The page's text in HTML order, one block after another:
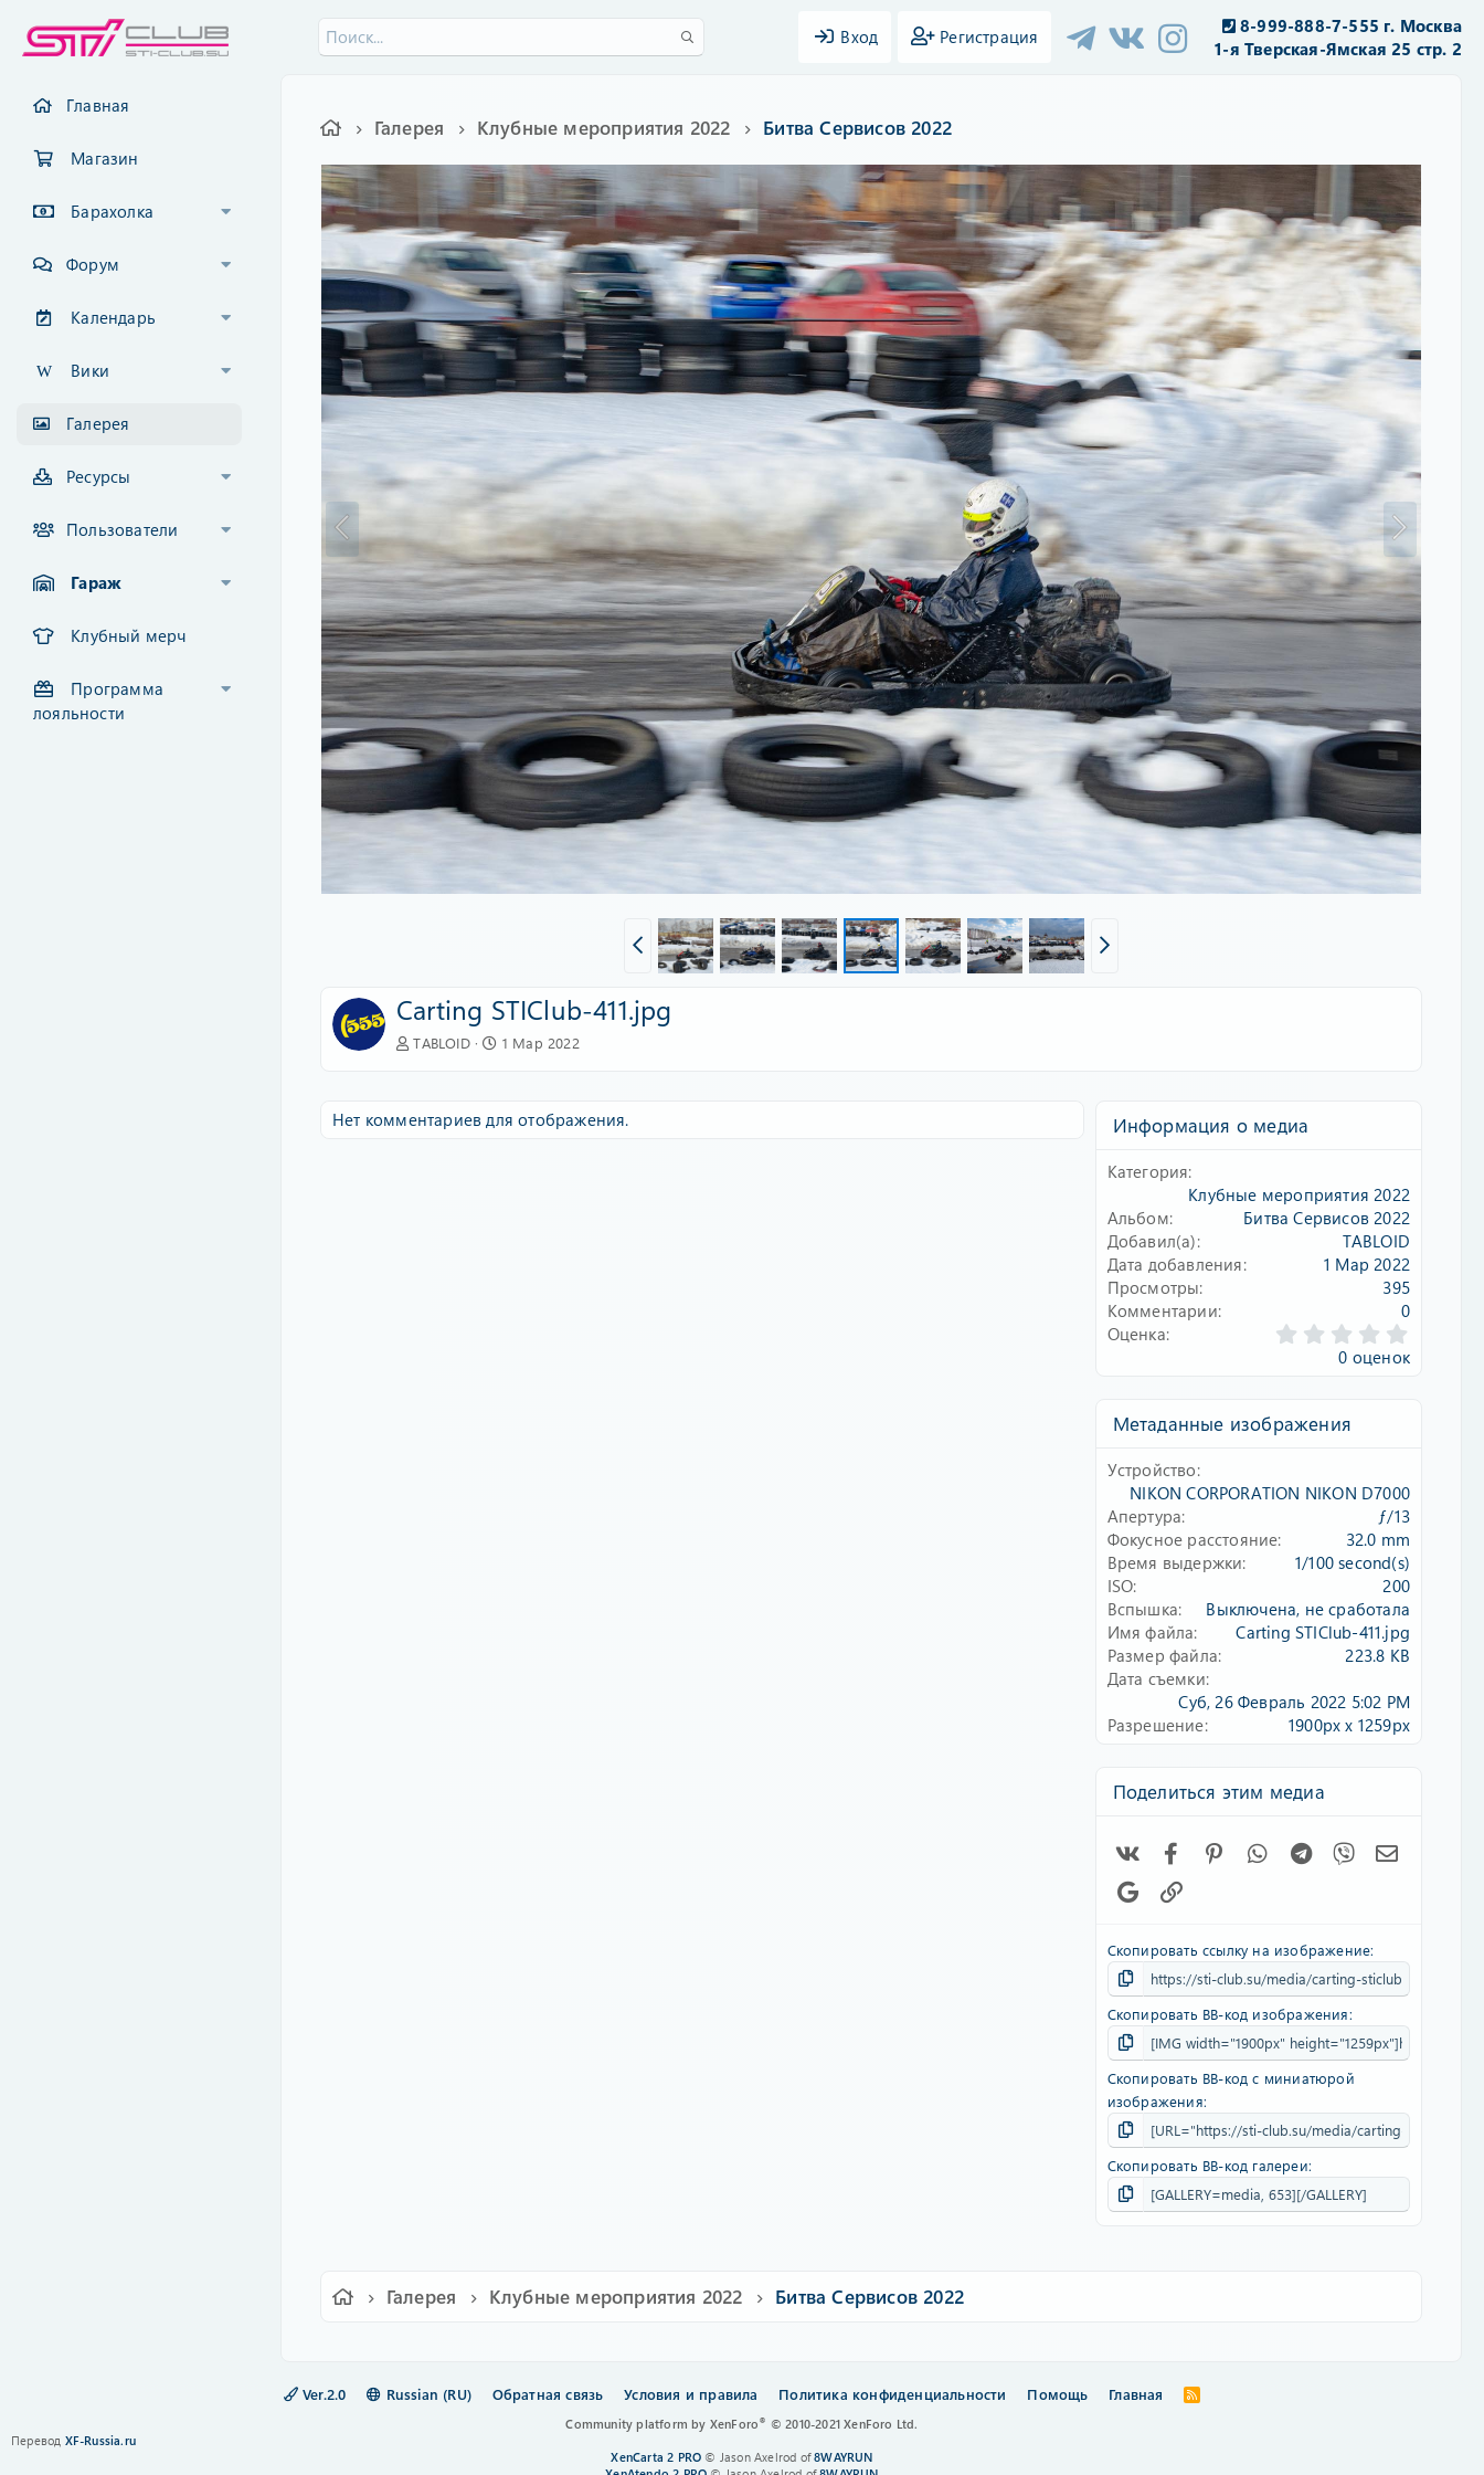
Вход Регистрация
8-999-888-7-555 г. Москва
1-я Тверская-Ямская 25 стр. 2
Главная
Магазин
Барахолка
Форум
Календарь
Вики
Галерея
Ресурсы
Пользователи
Гараж
Клубный мерч
Программа
лояльности
Галерея Клубные мероприятия 2022 Битва Сервисов 2022
Carting STIClub-411.jpg
TABLOID 1 Мар 2022
Нет комментариев для отображения. Информация о медиа
Категория
Клубные мероприятия 2022
Альбом
Битва Сервисов 2022
Добавил(а)
TABLOID
Дата добавления
1 Мар 2022
Просмотры
395
Комментарии
0
Оценка
.
0
д
0 оценок
Метаданные изображения
Устройство
NIKON CORPORATION NIKON D7000
Апертура
ƒ/13
Фокусное расстояние
32.0 mm
Время выдержки
1/100 second(s)
ISO
200
Вспышка
Выключена, не сработала
Имя файла
Carting STIClub-411.jpg
Размер файла
223.8 KB
Дата съемки
Суб, 26 Февраль 2022 5:02 PM
Разрешение
1900px x 1259px
Поделиться этим медиа
FacebookPinterestWhatsAppTelegram
Viber
Google
Скопировать ссылку на изображение
Скопировать BB-код изображения
Скопировать BB-код с миниатюрой
изображения
Скопировать BB-код галереи
Галерея Клубные мероприятия 2022 Битва Сервисов 2022
Ver.2.0 Russian (RU) Обратная связь Условия и правила Политика конфиденциальности Помощь Главная
R
Community platform by XenForo® © 2010-2021 XenForo Ltd.
Перевод XF-Russia.ru
XenCarta 2 PRO © Jason Axelrod of8WAYRUN